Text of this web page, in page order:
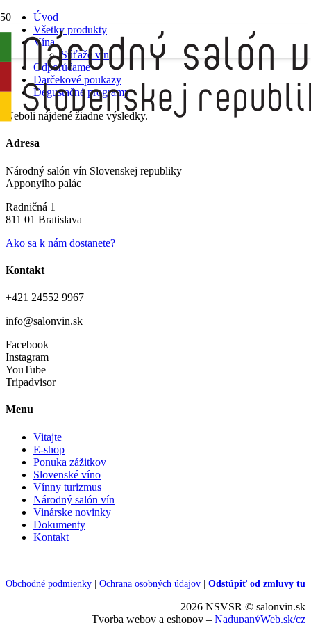
Úvod
Všetky produkty
Vína
Súťaže vín
Odporúčame
Darčekové poukazy
Degustačné programy
Neboli nájdené žiadne výsledky.
Adresa
Národný salón vín Slovenskej republiky
Apponyiho palác
Radničná 1
811 01 Bratislava
Ako sa k nám dostanete?
Kontakt
+421 24552 9967
info@salonvin.sk
Facebook
Instagram
YouTube
Tripadvisor
Menu
Vitajte
E-shop
Ponuka zážitkov
Slovenské víno
Vínny turizmus
Národný salón vín
Vinárske novinky
Dokumenty
Kontakt
Obchodné podmienky | Ochrana osobných údajov | Odstúpiť od zmluvy tu
2026 NSVSR © salonvin.sk
Tvorba webov a eshopov – NadupanýWeb.sk/cz